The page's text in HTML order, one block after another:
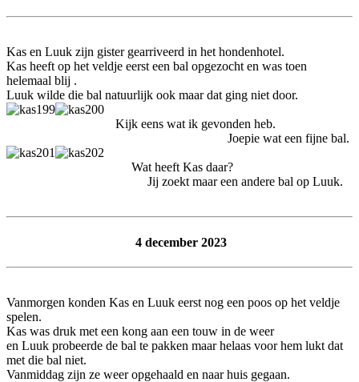
Kas en Luuk zijn gister gearriveerd in het hondenhotel.
Kas heeft op het veldje eerst een bal opgezocht en was toen
helemaal blij .
Luuk wilde die bal natuurlijk ook maar dat ging niet door.
Kijk eens wat ik gevonden heb.
Joepie wat een fijne bal.
Wat heeft Kas daar?
Jij zoekt maar een andere bal op Luuk.
4 december 2023
Vanmorgen konden Kas en Luuk eerst nog een poos op het veldje
spelen.
Kas was druk met een kong aan een touw in de weer
en Luuk probeerde de bal te pakken maar helaas voor hem lukt dat
met die bal niet.
Vanmiddag zijn ze weer opgehaald en naar huis gegaan.